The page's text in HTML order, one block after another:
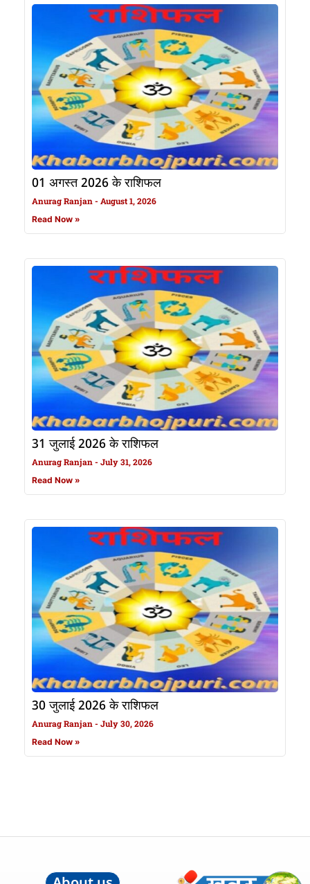
01 अगस्त 2026 के राशिफल
Anurag Ranjan August 1, 2026
Read Now »
31 जुलाई 2026 के राशिफल
Anurag Ranjan July 31, 2026
Read Now »
30 जुलाई 2026 के राशिफल
Anurag Ranjan July 30, 2026
Read Now »